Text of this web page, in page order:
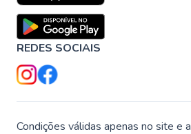
REDES SOCIAIS
Condições válidas apenas no site e